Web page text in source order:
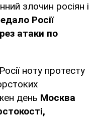
злочин росіян і
Росії
атаки по
ноту протесту
день Москва